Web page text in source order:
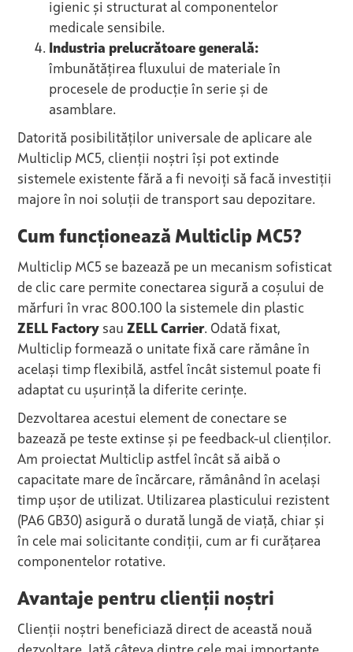
igienic și structurat al componentelor
medicale sensibile.
Industria prelucrătoare generală:
îmbunătățirea fluxului de materiale în
procesele de producție în serie și de
asamblare.
Datorită posibilităților universale de aplicare ale
Multiclip MC5, clienții noștri își pot extinde
sistemele existente fără a fi nevoiți să facă investiții
majore în noi soluții de transport sau depozitare.
Cum funcționează Multiclip MC5?
Multiclip MC5 se bazează pe un mecanism sofisticat
de clic care permite conectarea sigură a coșului de
mărfuri în vrac 800.100 la sistemele din plastic
ZELL Factory sauZELL Carrier. Odată fixat,
Multiclip formează o unitate fixă care rămâne în
același timp flexibilă, astfel încât sistemul poate fi
adaptat cu ușurință la diferite cerințe.
Dezvoltarea acestui element de conectare se
bazează pe teste extinse și pe feedback-ul clienților.
Am proiectat Multiclip astfel încât să aibă o
capacitate mare de încărcare, rămânând în același
timp ușor de utilizat. Utilizarea plasticului rezistent
(PA6 GB30) asigură o durată lungă de viață, chiar și
în cele mai solicitante condiții, cum ar fi curățarea
componentelor rotative.
Avantaje pentru clienții noștri
Clienții noștri beneficiază direct de această nouă